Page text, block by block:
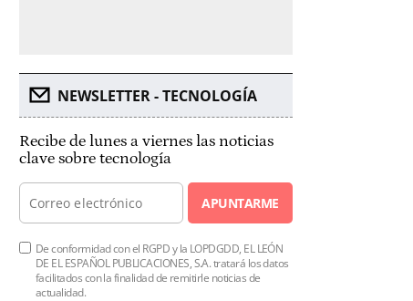
NEWSLETTER - TECNOLOGÍA
Recibe de lunes a viernes las noticias
clave sobre tecnología
APUNTARME
De conformidad con el RGPD y la LOPDGDD, EL LEÓN
DE EL ESPAÑOL PUBLICACIONES, S.A. tratará los datos
facilitados con la finalidad de remitirle noticias de
actualidad.